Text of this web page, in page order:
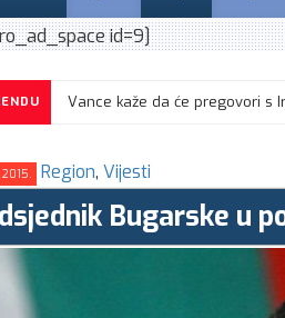
id=9]
Region, Vijesti
Bugarske u